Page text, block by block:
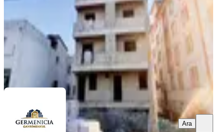
2.250.000 ₺
Germenicia Gayrimenkul Celalettin Yarpuz
Ara
Ara